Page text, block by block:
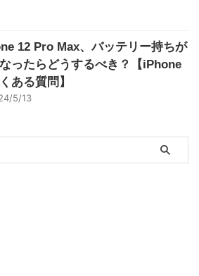
12 Pro Max、バッテリー持ちが
ったらどうするべき？【iPhone
ある質問】
5/13